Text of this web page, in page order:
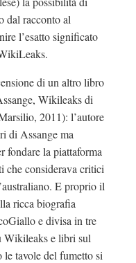
dal racconto al
l’esatto significato
di un altro libro
Wikileaks di
2011): l’autore
di Assange ma
fondare la piattaforma
che considerava critici
E proprio il
ricca biografia
e divisa in tre
Wikileaks e libri sul
tavole del fumetto si